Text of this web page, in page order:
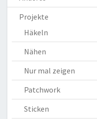
Projekte
Häkeln
Nähen
Nur mal zeigen
Patchwork
Sticken